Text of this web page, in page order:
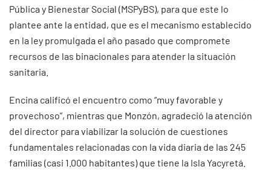
Pública y Bienestar Social (MSPyBS), para que este lo
plantee ante la entidad, que es el mecanismo establecido
en la ley promulgada el año pasado que compromete
recursos de las binacionales para atender la situación
sanitaria.
Encina calificó el encuentro como “muy favorable y
provechoso”, mientras que Monzón, agradeció la atención
del director para viabilizar la solución de cuestiones
fundamentales relacionadas con la vida diaria de las 245
familias (casi 1.000 habitantes) que tiene la Isla Yacyretá.